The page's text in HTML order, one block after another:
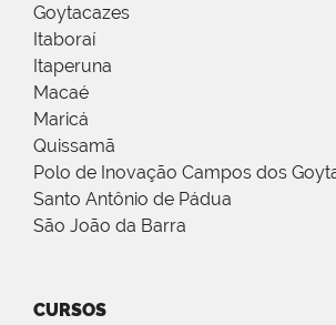
Goytacazes
Itaboraí
Itaperuna
Macaé
Maricá
Quissamã
Polo de Inovação Campos dos
Santo Antônio de Pádua
São João da Barra
CURSOS